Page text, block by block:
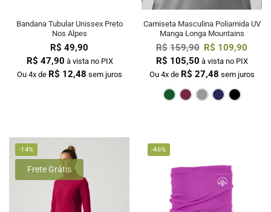
Bandana Tubular Unissex Preto
Nos Alpes
R$ 49,90
R$ 47,90 à vista no PIX
Ou 4x de R$ 12,48 sem juros
Camiseta Masculina Poliamida UV
Manga Longa Mountains
R$ 159,90 R$ 109,90
R$ 105,50 à vista no PIX
Ou 4x de R$ 27,48 sem juros
Verde Escuro
Bordô
-14%
Frete Grátis
-46%